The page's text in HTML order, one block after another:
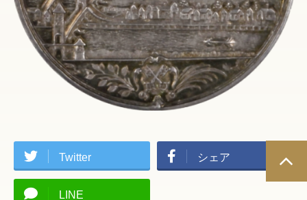
Twitter シェア
LINE